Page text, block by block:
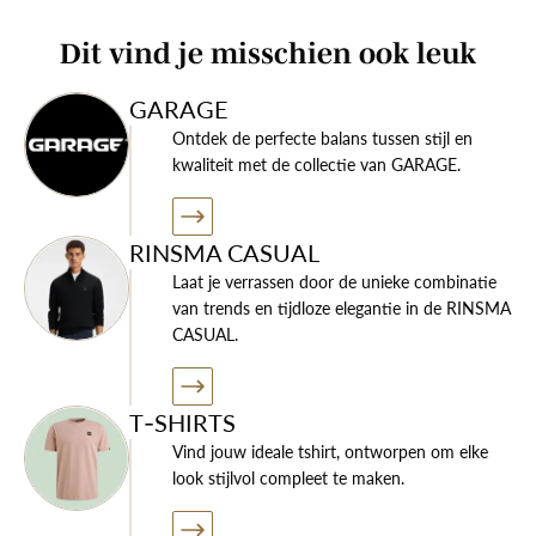
hoog draagcomfort. De shirts hebben een body fit
waardoor ze bij uitstek geschikt zijn om bijvoorbeeld
onder je overhemden te dragen. Verpakt in set van 2
shirts.
Wil je meer informatie over dit product of je nieuwe
gardarobe? neem dan contact op met onze specialisten!
Dit vind je misschien ook leuk
GARAGE
Ontdek de perfecte balans tussen stijl en
kwaliteit met de collectie van GARAGE.
RINSMA CASUAL
Laat je verrassen door de unieke combinatie
van trends en tijdloze elegantie in de RINSMA
CASUAL.
T-SHIRTS
Vind jouw ideale tshirt, ontworpen om elke
look stijlvol compleet te maken.